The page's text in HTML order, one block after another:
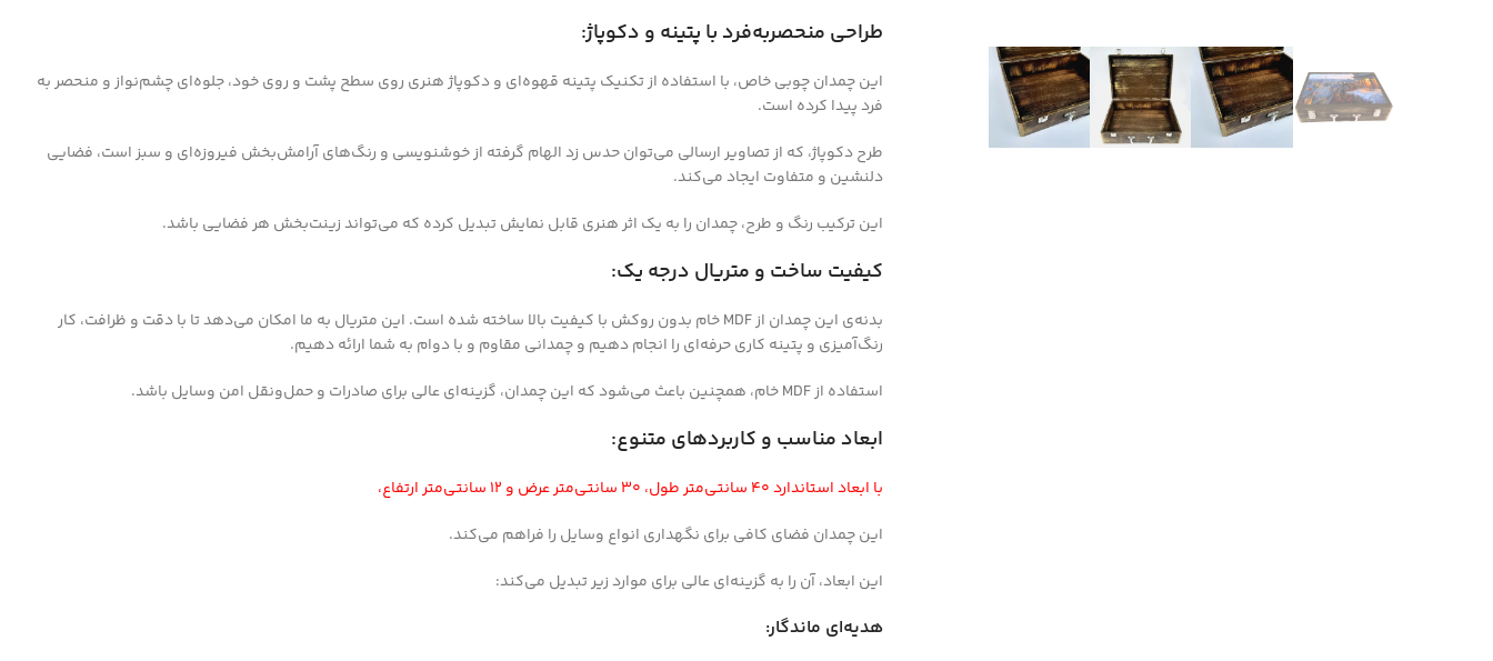
طراحی منحصربه‌فرد با پتینه و دکوپاژ:
این چمدان چوبی خاص، با استفاده از تکنیک پتینه قهوه‌ای و دکوپاژ هنری روی سطح پشت و روی خود، جلوه‌ای چشم‌نواز و منحصر به
فرد پیدا کرده است.
طرح دکوپاژ، که از تصاویر ارسالی می‌توان حدس زد الهام گرفته از خوشنویسی و رنگ‌های آرامش‌بخش فیروزه‌ای و سبز است، فضایی
دلنشین و متفاوت ایجاد می‌کند.
این ترکیب رنگ و طرح، چمدان را به یک اثر هنری قابل نمایش تبدیل کرده که می‌تواند زینت‌بخش هر فضایی باشد.
کیفیت ساخت و متریال درجه یک:
بدنه‌ی این چمدان از MDF خام بدون روکش با کیفیت بالا ساخته شده است. این متریال به ما امکان می‌دهد تا با دقت و ظرافت، کار
رنگ‌آمیزی و پتینه کاری حرفه‌ای را انجام دهیم و چمدانی مقاوم و با دوام به شما ارائه دهیم.
استفاده از MDF خام، همچنین باعث می‌شود که این چمدان، گزینه‌ای عالی برای صادرات و حمل‌ونقل امن وسایل باشد.
ابعاد مناسب و کاربردهای متنوع:
با ابعاد استاندارد ۴۰ سانتی‌متر طول، ۳۰ سانتی‌متر عرض و ۱۲ سانتی‌متر ارتفاع،
این چمدان فضای کافی برای نگهداری انواع وسایل را فراهم می‌کند.
این ابعاد، آن را به گزینه‌ای عالی برای موارد زیر تبدیل می‌کند:
هدیه‌ای ماندگار: